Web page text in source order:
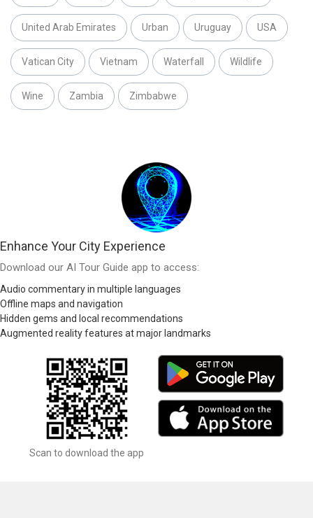
United Arab Emirates Urban Uruguay USA
Vatican City Vietnam Waterfall Wildlife
Wine Zambia Zimbabwe
Enhance Your City Experience
Download our AI Tour Guide app to access:
Audio commentary in multiple languages
Offline maps and navigation
Hidden gems and local recommendations
Augmented reality features at major landmarks
Scan to download the app